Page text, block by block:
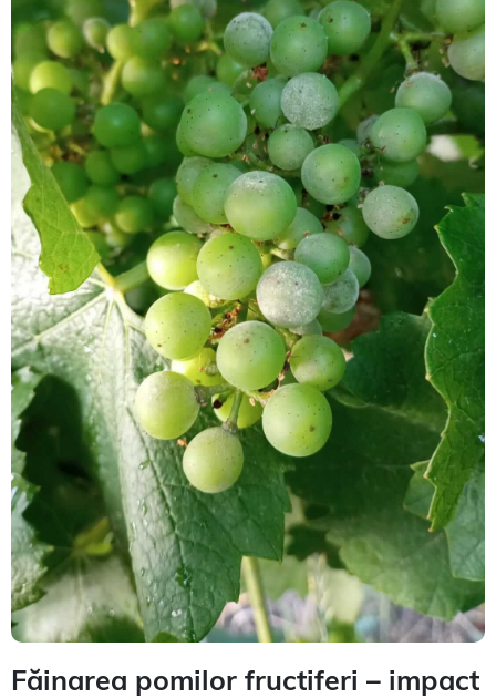
Făinarea pomilor fructiferi – impact